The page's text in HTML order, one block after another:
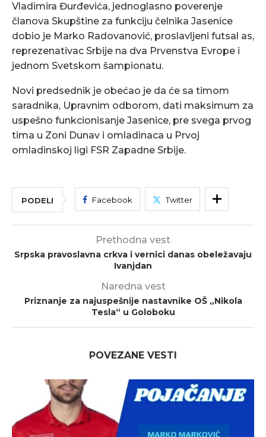
Vladimira Đurđevića, jednoglasno poverenje
članova Skupštine za funkciju čelnika Jasenice
dobio je Marko Radovanović, proslavljeni futsal as,
reprezenativac Srbije na dva Prvenstva Evrope i
jednom Svetskom šampionatu.
Novi predsednik je obećao je da će sa timom
saradnika, Upravnim odborom, dati maksimum za
uspešno funkcionisanje Jasenice, pre svega prvog
tima u Zoni Dunav i omladinaca u Prvoj
omladinskoj ligi FSR Zapadne Srbije.
PODELI Facebook Twitter
Prethodna vest
Srpska pravoslavna crkva i vernici danas obeležavaju
Ivanjdan
Naredna vest
Priznanje za najuspešnije nastavnike OŠ „Nikola
Tesla“ u Goloboku
POVEZANE VESTI